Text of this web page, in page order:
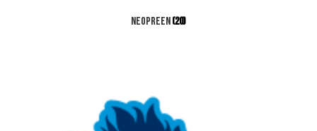
Neopreen(20)